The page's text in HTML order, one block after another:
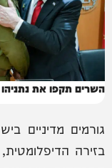
השרים תקפו את נתניהו
גורמים מדיניים
בזירה